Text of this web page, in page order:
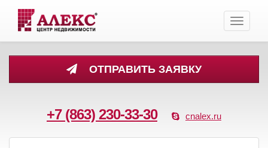
ОТПРАВИТЬ ЗАЯВКУ
+7 (863) 230-33-30 cnalex.ru
Toggle